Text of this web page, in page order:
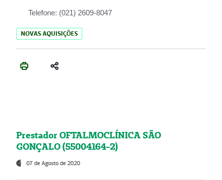
Telefone: (021) 2609-8047
NOVAS AQUISIÇÕES
Prestador OFTALMOCLÍNICA SÃO
GONÇALO (55004164-2)
07 de Agosto de 2020